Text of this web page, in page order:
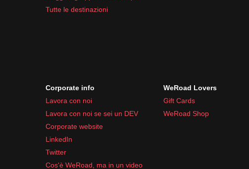
Tutte le destinazioni
Corporate info
Lavora con noi
Lavora con noi se sei un DEV
Corporate website
LinkedIn
Twitter
Cos'è WeRoad, ma in un video
WeRoad Lovers
Gift Cards
WeRoad Shop